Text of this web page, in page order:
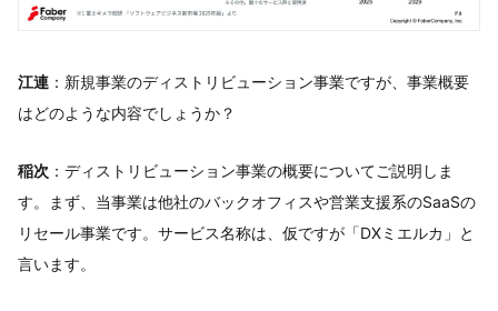
江連 ：新規事業のディストリビューション事業ですが、事業概要
はどのような内容でしょうか？
稲次 ：ディストリビューション事業の概要についてご説明しま
す。まず、当事業は他社のバックオフィスや営業支援系のSaaSの
リセール事業です。サービス名称は、仮ですが「DXミエルカ」と
言います。